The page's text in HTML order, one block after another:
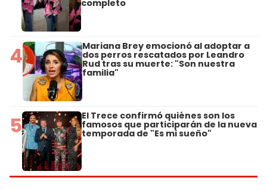
completo
4 Mariana Brey emocionó al adoptar a
dos perros rescatados por Leandro
Rud tras su muerte: "Son nuestra
familia"
5 El Trece confirmó quiénes son los
famosos que participarán de la nueva
temporada de "Es mi sueño"